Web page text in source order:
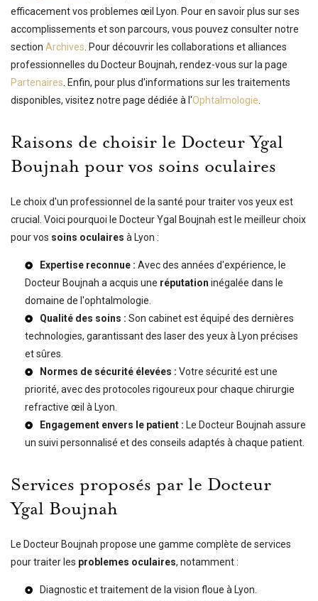
efficacement vos problemes œil Lyon. Pour en savoir plus sur ses
accomplissements et son parcours, vous pouvez consulter notre
section Archives . Pour découvrir les collaborations et alliances
professionnelles du Docteur Boujnah, rendez-vous sur la page
Partenaires . Enfin, pour plus d'informations sur les traitements
disponibles, visitez notre page dédiée à l'Ophtalmologie
Raisons de choisir le Docteur Ygal
Boujnah pour vos soins oculaires
Le choix d'un professionnel de la santé pour traiter vos yeux est
crucial. Voici pourquoi le Docteur Ygal Boujnah est le meilleur choix
pour vos soins oculaires à Lyon :
Expertise reconnue : Avec des années d'expérience, le
Docteur Boujnah a acquis une réputation inégalée dans le
domaine de l'ophtalmologie.
Qualité des soins : Son cabinet est équipé des dernières
technologies, garantissant des laser des yeux à Lyon précises
et sûres.
Normes de sécurité élevées : Votre sécurité est une
priorité, avec des protocoles rigoureux pour chaque chirurgie
refractive œil à Lyon
Engagement envers le patient : Le Docteur Boujnah assure
un suivi personnalisé et des conseils adaptés à chaque patient.
Services proposés par le Docteur
Ygal Boujnah
Le Docteur Boujnah propose une gamme complète de services
pour traiter les problemes oculaires, notamment :
Diagnostic et traitement de la vision floue à Lyon